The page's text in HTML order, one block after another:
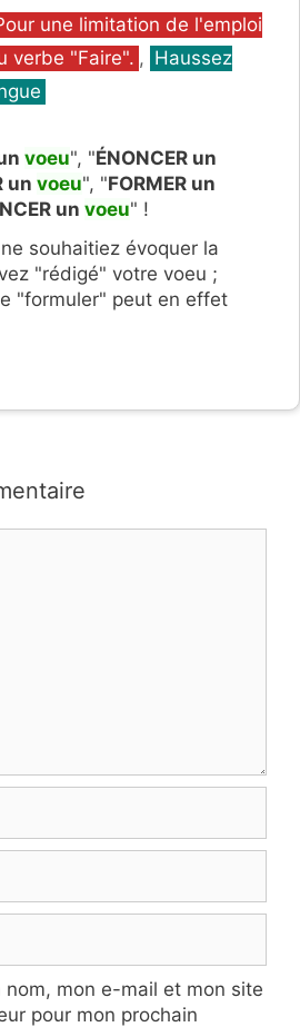
une limitation de l'emploi
verbe "Faire". , Haussez
voeu", "ÉNONCER un
un voeu", "FORMER un
un voeu" !
souhaitiez évoquer la
"rédigé" votre voeu ;
"formuler" peut en effet
nom, mon e-mail et mon site
pour mon prochain